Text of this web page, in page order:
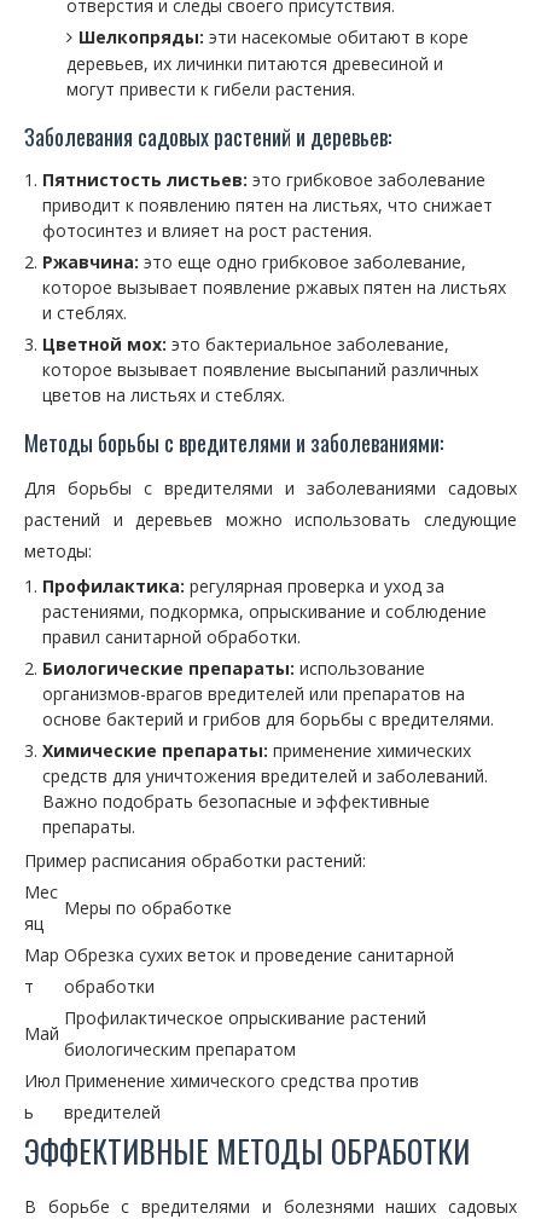
отверстия и следы своего присутствия.
Шелкопряды: эти насекомые обитают в коре
деревьев, их личинки питаются древесиной и
могут привести к гибели растения.
Заболевания садовых растений и деревьев:
Пятнистость листьев: это грибковое заболевание
приводит к появлению пятен на листьях, что снижает
фотосинтез и влияет на рост растения.
Ржавчина: это еще одно грибковое заболевание,
которое вызывает появление ржавых пятен на листьях
и стеблях.
Цветной мох: это бактериальное заболевание,
которое вызывает появление высыпаний различных
цветов на листьях и стеблях.
Методы борьбы с вредителями и заболеваниями:
Для борьбы с вредителями и заболеваниями садовых
растений и деревьев можно использовать следующие
методы:
Профилактика: регулярная проверка и уход за
растениями, подкормка, опрыскивание и соблюдение
правил санитарной обработки.
Биологические препараты: использование
организмов-врагов вредителей или препаратов на
основе бактерий и грибов для борьбы с вредителями.
Химические препараты: применение химических
средств для уничтожения вредителей и заболеваний.
Важно подобрать безопасные и эффективные
препараты.
Пример расписания обработки растений:
Мес
яц
Меры по обработке
Мар
т
Обрезка сухих веток и проведение санитарной
обработки
Май
Профилактическое опрыскивание растений
биологическим препаратом
Июл
ь
Применение химического средства против
вредителей
ЭФФЕКТИВНЫЕ МЕТОДЫ ОБРАБОТКИ
В борьбе с вредителями и болезнями наших садовых